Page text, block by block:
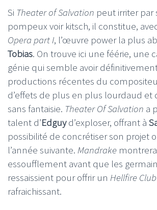
Si Theater of Salvation peut irriter par
pompeux voir kitsch, il constitue,
Opera part I, l’œuvre power la plus
Tobias. On trouve ici une féérie, une
génie qui semble avoir
productions récentes du
d’effets de plus en plus lourdaud et
sans fantaisie. Theater Of Salvation a
talent d’Edguyd’exploser, offrant à
possibilité de concrétiser son projet
l’année suivante. Mandrake
essoufflement avant que les
ressaissient pour offrir un Hellfire Club
rafraichissant.